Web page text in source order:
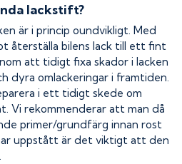
lackstift?
är i princip oundvikligt. Med
återställa bilens lack till ett fint
att tidigt fixa skador i lacken
dyra omlackeringar i framtiden.
i ett tidigt skede om
Vi rekommenderar att man då
primer/grundfärg innan rost
uppstått är det viktigt att den